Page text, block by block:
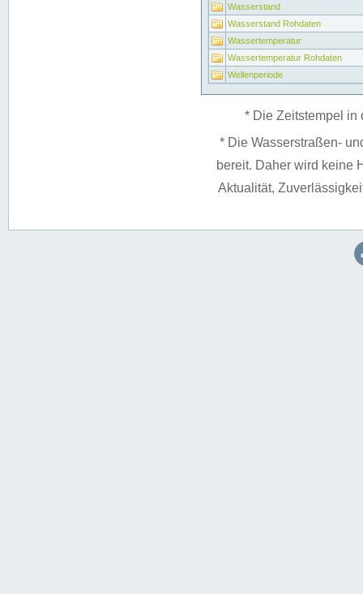
Wasserstand
Wasserstand Rohdaten
Wassertemperatur
Wassertemperatur Rohdaten
Wellenperiode
* Die Zeitstempel in
* Die Wasserstraßen-
bereit. Daher wird keine
Aktualität,